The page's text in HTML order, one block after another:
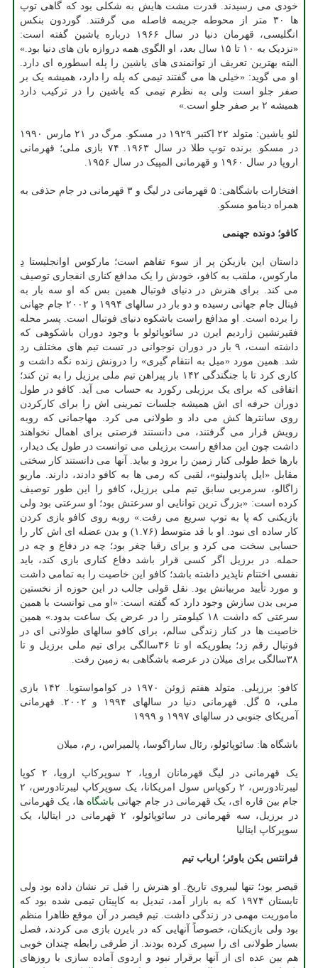
خودی می رسیدند. قدرت مشت هایش به شکلی بود که گاهی توپ
ها ۳۰ متر از محوطه جریمه فاصله می گرفتند. گوردون بنکس
انگلیسی، قهرمان دنیا در سال ۱۹۶۶ درباره یاشین گفته است:
«نزدیک به ۱۰ تا ۱۵ سال بعد، او الگوی همه دروازه بان های دنیا بود.»
البته بهترین تعریف از توانمندی های یاشین را پله اسطوره ای دارد.
او می گوید: «خیلی ها می گفتند تیمی که پله را دارد، همیشه یک بر
صفر جلو است ولی به نظرم تیمی که یاشین را در ترکیب دارد
همیشه ۲ بر صفر جلو است.»
لئو یاشین: متولد ۲۲ اکتبر ۱۹۲۹ در مسکو. مرگ در ۲۱ مارس ۱۹۹۰
در مسکو. برنده توپ طلا در سال ۱۹۶۳. ۷۴ بازی ملی؛ قهرمانی
اروپا در سال ۱۹۶۰ و قهرمانی المپیک در سال ۱۹۵۶.
افتخارات باشگاهی: ۵ قهرمانی در لیگ و ۳ قهرمانی در جام حذفی به
همراه دینامو مسکو.
کافو؛ دونده جهنمی
داستان این بازیکن پر از سوء تفاهم است؛ مارکوس اوانجلیستا دِ
مارکوس، ملقب به کافو، خودش را یک مدافع کناری انفجاری توصیف
می کند. برای هنرش در دنیای فوتبال همین بس که او سه بار به
فینال جام جهانی رسیده و دو بار در سالهای ۱۹۹۴ و ۲۰۰۲ جام جهانی
را برده است. او مدافع راست باشکوه دنیای فوتبال است. پسر محله
فقیرنشین ژاردیم ایرن در سائوپائولو با وجود دوران باشکوهی که
داشته است، ۹ بار در دوران نوجوانی در تست تیم های مختلف رد
شد. همین مورد «میل به انتقام گیری» را درونش زنده نگه داشت و
کاری کرد تا با جنگندگی ۱۴۲ بار پیراهن تیم ملی برزیل را به تن کند؛
اتفاقی که برای یک برزیلی رکورد به حساب می آید. کافو در طول
دوران حرفه ای اش همیشه جلسات تمرینی اش را برای کارکردن
روی سانترها کش می داد و طولانی می کرد. مهاجمانی که روبه
رویش قرار می گرفتند، می دانستند فرصتی برای اهمال نخواهند
داشت چون این مدافع راست برزیلی می توانست در طول یک دیدار،
بارها خط طولی کنار زمین را برود و بیاید. آنها می دانستند کار سختی
مقابل «ایل پاندولینو»، لقبی که رمی ها به کافو دادند، دارند. ماریو
زاگالو، سرمربی سابق تیم ملی برزیل، کافو را این طور توصیف
کرده است: «بزرگ ترین توانایی او سرعتش بود؛ او سرعتی بود ولی
بازیکنی که پا به توپ سریع می رفت.» روبه روی کافو بازی کردن
کار ساده ای نبود. او با قد متوسط (۱.۷۶) و بدن عضله ای اش کار را
حسابی سخت می کرد و برای رقبا چغر بود؛ چه در دفاع و چه در
حمله. در برزیل اگر کسی قرار باشد دفاع کناری بازی کند، باید
نفسی اختتام ناپذیر داشته باشد؛ کافو این خاصیت را به تمامی داشت
و مورد تأیید مربیانش بود. نقل قولی جالب در این حوزه از نخستین
مربی بدن سازش وجود دارد که گفته است: «او می توانست با همین
سرعتی که داشت ۱۸ کیلومتر را در عرض یک ساعت بدود.» همین
خاصیت ها در کنار زندگی سالم، برای کافو سالهای طولانی ای در
فوتبال رقم زد؛ بطوریکه او تا ۳۶سالگی برای تیم ملی برزیل و تا
۳۸سالگی برای میلان در عرصه باشگاهی به زمین رفت.
کافو: برزیلی. متولد هفتم ژوئن ۱۹۷۰ در کوامواستوبا. ۱۴۲ بازی
ملی، ۵ گل. قهرمانی دنیا در سالهای ۱۹۹۴ و ۲۰۰۲. قهرمانی
آمریکای جنوبی در سالهای ۱۹۹۷ و ۱۹۹۹
باشگاه ها: سائوپائولو، رئال ساراگوسا، پالمیراس، رم، میلان
یک قهرمانی در لیگ قهرمانان اروپا، ۲ سوپرکاپ اروپا، ۲ کوپا
لیبرتادورس، ۲ رکوپاس سول امریکانا، یک سوپرکاپ لیبرتادورس، ۲
جام بین قاره ای، یک قهرمانی در جام جهانی باشگاه ها، یک قهرمانی
در برزیل، سه قهرمانی در سائوپائولو، ۲ قهرمانی در ایتالیا، یک
سوپرکاپ ایتالیا
فرانتس بکن باوئر؛ ارباب تیم
قیصر بود؛ تنها لیبروی تاریخ. او هنرش را قبل تر نشان داده بود ولی
تابستان ۱۹۷۴ که به بازار آمد، تبدیل به کاپیتان تیمی شده بود که
ماموریت مهمی در زندگی داشت. تیم قیصر در آن موقع ظاهرا منظم
بود ولی بازیکنان، خصوصاً آنهایی که در بایرن بازی می کردند، فصل
بسیار طولانی ای را سپری کرده بودند. از طرفی رابطه چندان خوبی
هم بین عده ای از آنها برقرار نبود و اردوی آماده سازی با روزهای